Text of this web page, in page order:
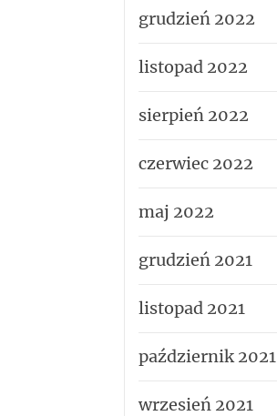
grudzień 2022
listopad 2022
sierpień 2022
czerwiec 2022
maj 2022
grudzień 2021
listopad 2021
październik 2021
wrzesień 2021